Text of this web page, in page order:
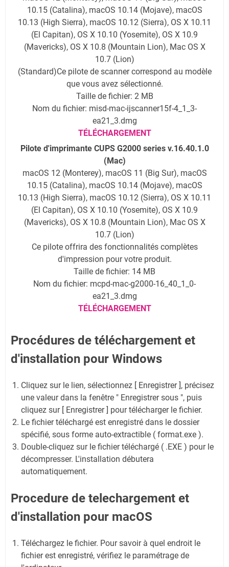
10.15 (Catalina), macOS 10.14 (Mojave), macOS
10.13 (High Sierra), macOS 10.12 (Sierra), OS X 10.11
(El Capitan), OS X 10.10 (Yosemite), OS X 10.9
(Mavericks), OS X 10.8 (Mountain Lion), Mac OS X
10.7 (Lion)
(Standard)Ce pilote de scanner correspond au modèle
que vous avez sélectionné.
Taille de fichier: 2 MB
Nom du fichier: misd-mac-ijscanner15f-4_1_3-
ea21_3.dmg
TÉLÉCHARGEMENT
Pilote d'imprimante CUPS G2000 series v.16.40.1.0
(Mac)
macOS 12 (Monterey), macOS 11 (Big Sur), macOS
10.15 (Catalina), macOS 10.14 (Mojave), macOS
10.13 (High Sierra), macOS 10.12 (Sierra), OS X 10.11
(El Capitan), OS X 10.10 (Yosemite), OS X 10.9
(Mavericks), OS X 10.8 (Mountain Lion), Mac OS X
10.7 (Lion)
Ce pilote offrira des fonctionnalités complètes
d'impression pour votre produit.
Taille de fichier: 14 MB
Nom du fichier: mcpd-mac-g2000-16_40_1_0-
ea21_3.dmg
TÉLÉCHARGEMENT
Procédures de téléchargement et
d'installation pour Windows
Cliquez sur le lien, sélectionnez [ Enregistrer ], précisez
une valeur dans la fenêtre " Enregistrer sous ", puis
cliquez sur [ Enregistrer ] pour télécharger le fichier.
Le fichier téléchargé est enregistré dans le dossier
spécifié, sous forme auto-extractible ( format.exe ).
Double-cliquez sur le fichier téléchargé ( .EXE ) pour le
décompresser. L'installation débutera
automatiquement.
Procedure de telechargement et
d'installation pour macOS
Téléchargez le fichier. Pour savoir à quel endroit le
fichier est enregistré, vérifiez le paramétrage de